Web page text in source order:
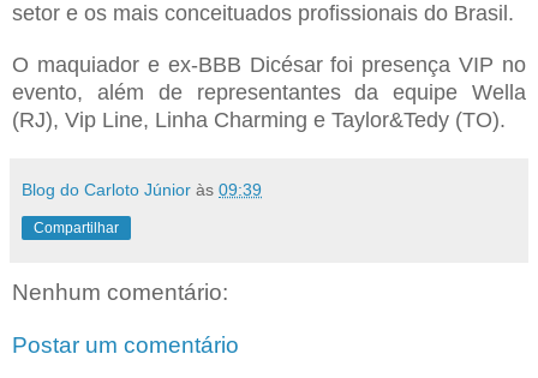
setor e os mais conceituados profissionais do Brasil.
O maquiador e ex-BBB Dicésar foi presença VIP no
evento, além de representantes da equipe Wella
(RJ), Vip Line, Linha Charming e Taylor&Tedy (TO).
Blog do Carloto Júnior às 09:39
Compartilhar
Nenhum comentário:
Postar um comentário